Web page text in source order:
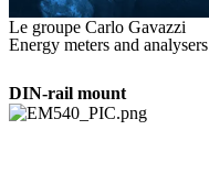
Le groupe Carlo Gavazzi
Energy meters and analysers
DIN-rail mount